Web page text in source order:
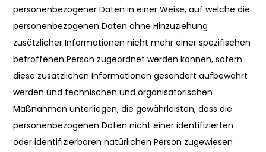
personenbezogener Daten in einer Weise, auf welche die
personenbezogenen Daten ohne Hinzuziehung
zusätzlicher Informationen nicht mehr einer spezifischen
betroffenen Person zugeordnet werden können, sofern
diese zusätzlichen Informationen gesondert aufbewahrt
werden und technischen und organisatorischen
Maßnahmen unterliegen, die gewährleisten, dass die
personenbezogenen Daten nicht einer identifizierten
oder identifizierbaren natürlichen Person zugewiesen